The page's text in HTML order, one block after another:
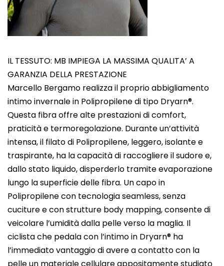
IL TESSUTO: MB IMPIEGA LA MASSIMA QUALITA’ A
GARANZIA DELLA PRESTAZIONE
Marcello Bergamo realizza il proprio abbigliamento
intimo invernale in Polipropilene di tipo Dryarn®.
Questa fibra offre alte prestazioni di comfort,
praticità e termoregolazione. Durante un’attività
intensa, il filato di Polipropilene, leggero, isolante e
traspirante, ha la capacità di raccogliere il sudore e,
dallo stato liquido, disperderlo tramite evaporazione
lungo la superficie delle fibra. Un capo in
Polipropilene con tecnologia seamless, senza
cuciture e con strutture body mapping, consente di
veicolare l’umidità dalla pelle verso la maglia. Il
ciclista che pedala con l’intimo in Dryarn® ha
l’immediato vantaggio di avere a contatto con la